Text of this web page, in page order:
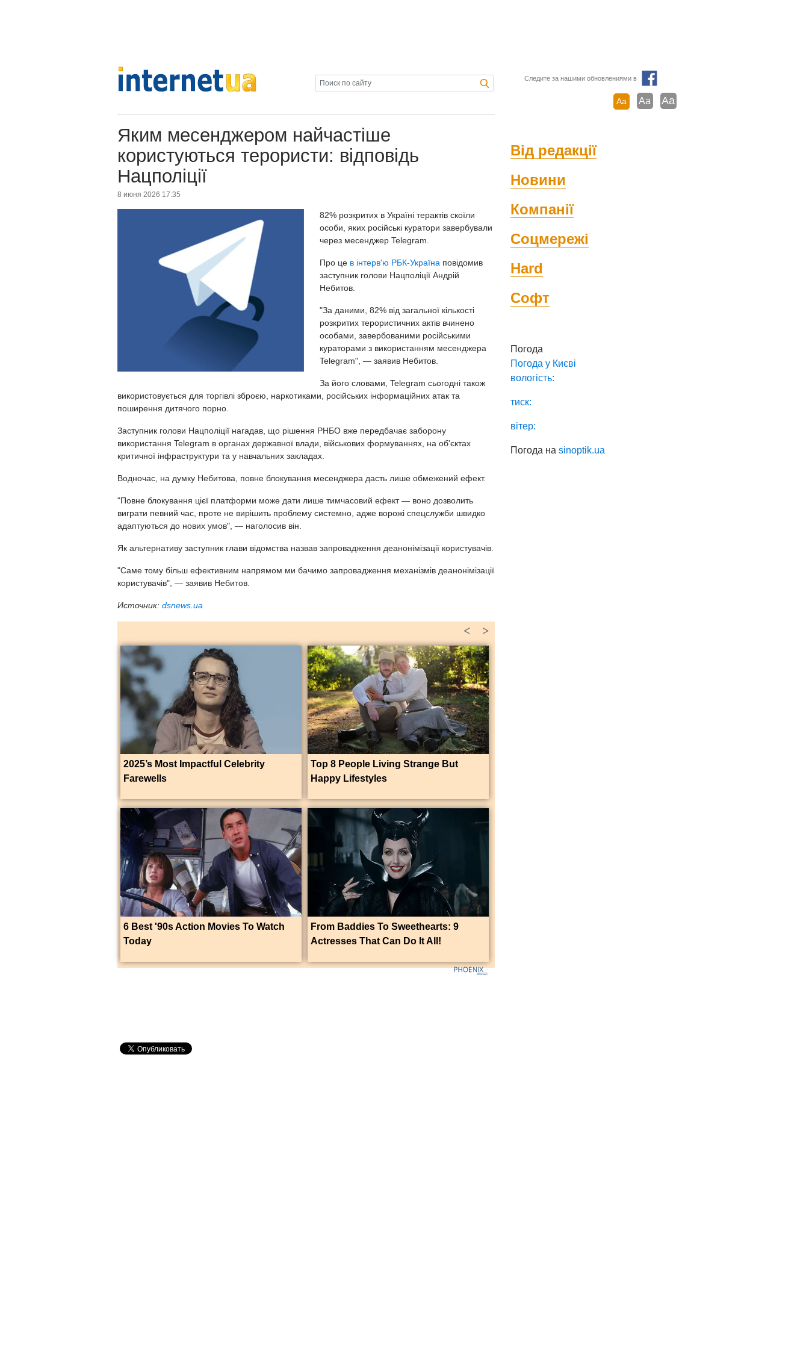
Следите за нашими обновлениями в
Aa Aa Aa
Яким месенджером найчастіше
користуються терористи: відповідь
Нацполіції
8 июня 2026 17:35
82% розкритих в Україні терактів скоїли
особи, яких російські куратори завербували
через месенджер Telegram.
Про це в інтерв'ю РБК-Україна повідомив
заступник голови Нацполіції Андрій
Небитов.
"За даними, 82% від загальної кількості
розкритих терористичних актів вчинено
особами, завербованими російськими
кураторами з використанням месенджера
Telegram", — заявив Небитов.
За його словами, Telegram сьогодні також
використовується для торгівлі зброєю, наркотиками, російських інформаційних атак та
поширення дитячого порно.
Заступник голови Нацполіції нагадав, що рішення РНБО вже передбачає заборону
використання Telegram в органах державної влади, військових формуваннях, на об'єктах
критичної інфраструктури та у навчальних закладах.
Водночас, на думку Небитова, повне блокування месенджера дасть лише обмежений ефект.
"Повне блокування цієї платформи може дати лише тимчасовий ефект — воно дозволить
виграти певний час, проте не вирішить проблему системно, адже ворожі спецслужби швидко
адаптуються до нових умов", — наголосив він.
Як альтернативу заступник глави відомства назвав запровадження деанонімізації користувачів.
"Саме тому більш ефективним напрямом ми бачимо запровадження механізмів деанонімізації
користувачів", — заявив Небитов.
Источник: dsnews.ua
>
<
2025’s Most Impactful Celebrity
Farewells
Top 8 People Living Strange But
Happy Lifestyles
6 Best '90s Action Movies To Watch
Today
From Baddies To Sweethearts: 9
Actresses That Can Do It All!
Від редакції
Новини
Компанії
Соцмережі
Hard
Софт
Погода
Погода у Києві
вологість:
тиск:
вітер:
Погода наsinoptik.ua